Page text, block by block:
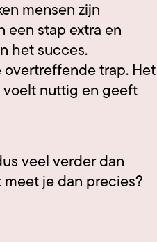
mensen zijn
een stap extra en
het succes.
overtreffende trap. Het
voelt nuttig en geeft
veel verder dan
meet je dan precies?